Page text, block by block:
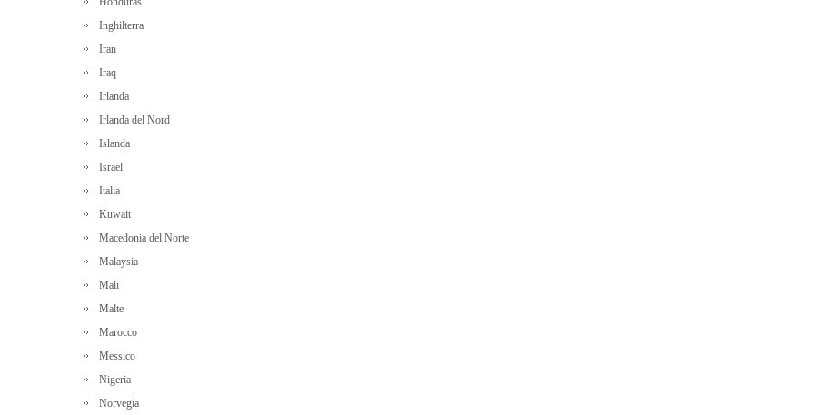
Inghilterra
Iran
Iraq
Irlanda
Irlanda del Nord
Islanda
Israel
Italia
Kuwait
Macedonia del Norte
Malaysia
Mali
Malte
Marocco
Messico
Nigeria
Norvegia